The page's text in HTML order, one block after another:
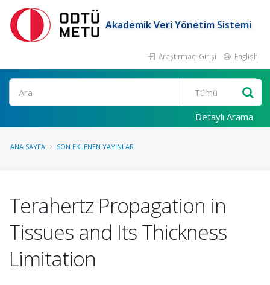
Akademik Veri Yönetim Sistemi
Araştırmacı Girişi English
Ara
Detaylı Arama
ANA SAYFA SON EKLENEN YAYINLAR
Terahertz Propagation in
Tissues and Its Thickness
Limitation